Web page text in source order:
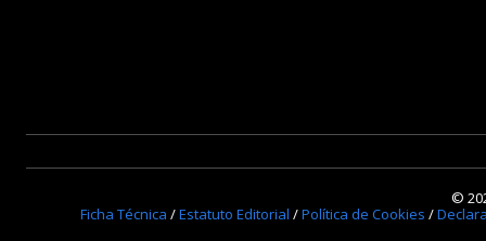
©
Ficha Técnica /Estatuto Editorial /Política de Cookies /